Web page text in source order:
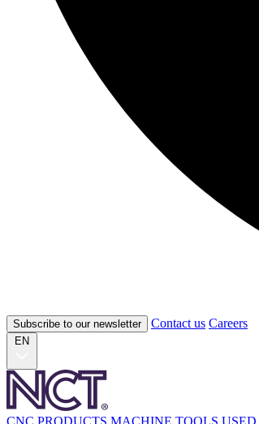
Subscribe to our newsletter Contact us Careers
EN
CNC PRODUCTS MACHINE TOOLS USED